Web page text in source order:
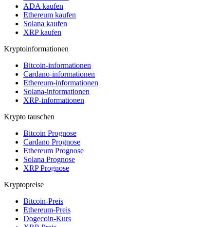
ADA kaufen
Ethereum kaufen
Solana kaufen
XRP kaufen
Kryptoinformationen
Bitcoin-informationen
Cardano-informationen
Ethereum-informationen
Solana-informationen
XRP-informationen
Krypto tauschen
Bitcoin Prognose
Cardano Prognose
Ethereum Prognose
Solana Prognose
XRP Prognose
Kryptopreise
Bitcoin-Preis
Ethereum-Preis
Dogecoin-Kurs